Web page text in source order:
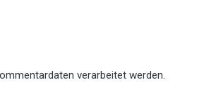
verarbeitet werden.